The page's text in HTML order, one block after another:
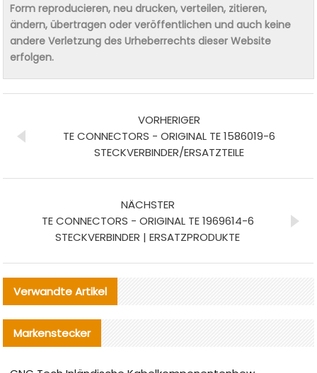
Form reproducieren, neu drucken, verteilen, zitieren,
ändern, übertragen oder veröffentlichen und auch keine
andere Verletzung des Urheberrechts dieser Website
erfolgen.
VORHERIGER
TE CONNECTORS - ORIGINAL TE 1586019-6
STECKVERBINDER/ERSATZTEILE
NÄCHSTER
TE CONNECTORS - ORIGINAL TE 1969614-6
STECKVERBINDER | ERSATZPRODUKTE
Verwandte Artikel
Markenstecker